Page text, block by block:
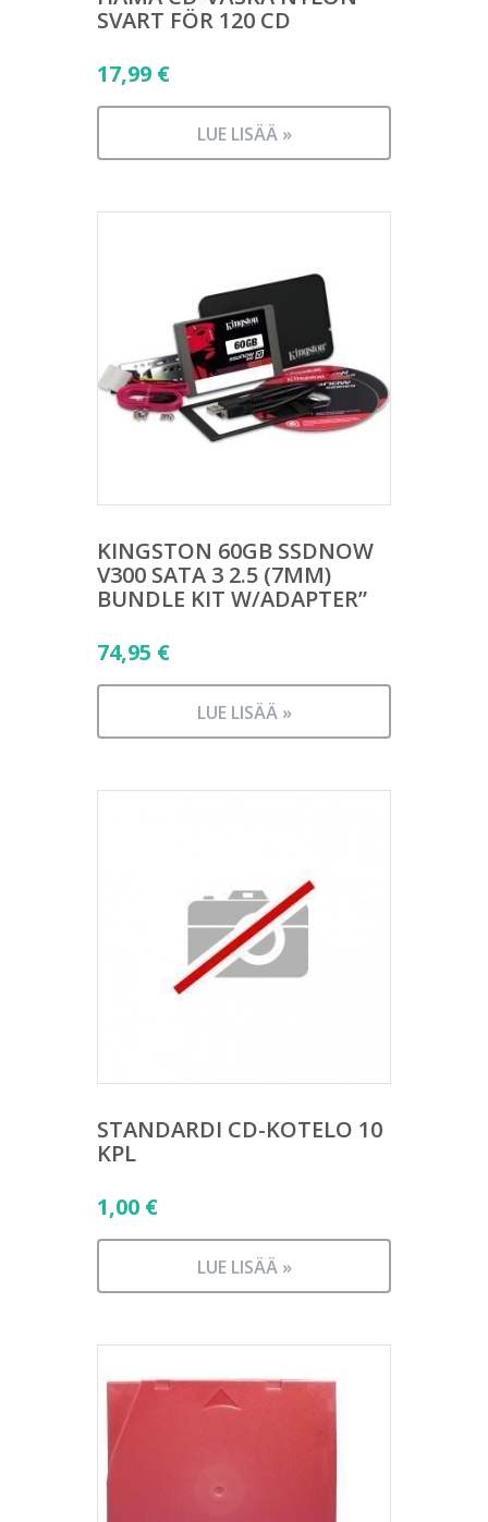
SVART FÖR 120 CD
17,99 €
LUE LISÄÄ »
KINGSTON 60GB SSDNOW
V300 SATA 3 2.5 (7MM)
BUNDLE KIT W/ADAPTER”
74,95 €
LUE LISÄÄ »
STANDARDI CD-KOTELO 10
KPL
1,00 €
LUE LISÄÄ »